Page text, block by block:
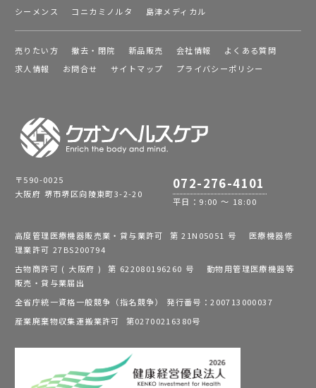
シーメンス
コニカミノルタ 島津メディカル
売りたい方 撤去・閉院 新品販売 会社情報
よくある質問
求人情報
お問合せ サイトマップ プライバシーポリシー
〒590-0025
大阪府 堺市堺区向陵東町3-2-20
072-276-4101
平日：9:00 ～ 18:00
高度管理医療機器販売業・貸与業許可 第 21N05051 号 医療機器修
理業許可 27BS200794
古物商許可 ( 大阪府 ) 第 622080196260 号 動物用管理医療機器等
販売・貸与業届出
全省庁統一資格一般競争（指名競争） 発行番号：200713000037
産業廃棄物収集運搬業許可 第02700216380号